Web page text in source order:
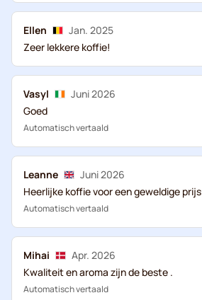
Ellen
Jan. 2025
Zeer lekkere koffie!
Vasyl
Juni 2026
Goed
Automatisch vertaald
Leanne
Juni 2026
Heerlijke koffie voor een geweldige prijs
Automatisch vertaald
Mihai
Apr. 2026
Kwaliteit en aroma zijn de beste .
Automatisch vertaald